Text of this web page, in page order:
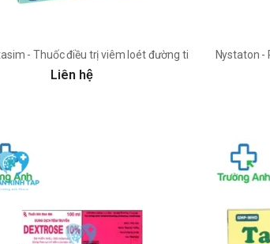
- Thuốc điều trị viêm loét đường tiêu hoá
Liên hệ
Nystaton -